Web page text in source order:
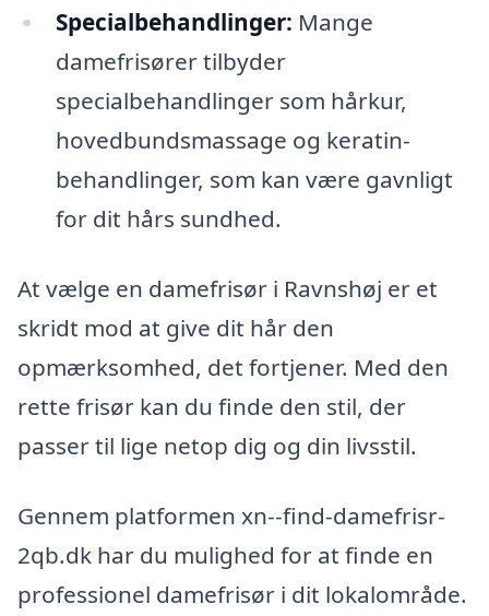
Specialbehandlinger: Mange
damefrisører tilbyder
specialbehandlinger som hårkur,
hovedbundsmassage og keratin-
behandlinger, som kan være gavnligt
for dit hårs sundhed.
At vælge en damefrisør i Ravnshøj er et
skridt mod at give dit hår den
opmærksomhed, det fortjener. Med den
rette frisør kan du finde den stil, der
passer til lige netop dig og din livsstil.
Gennem platformen xn--find-damefrisr-
2qb.dk har du mulighed for at finde en
professionel damefrisør i dit lokalområde.